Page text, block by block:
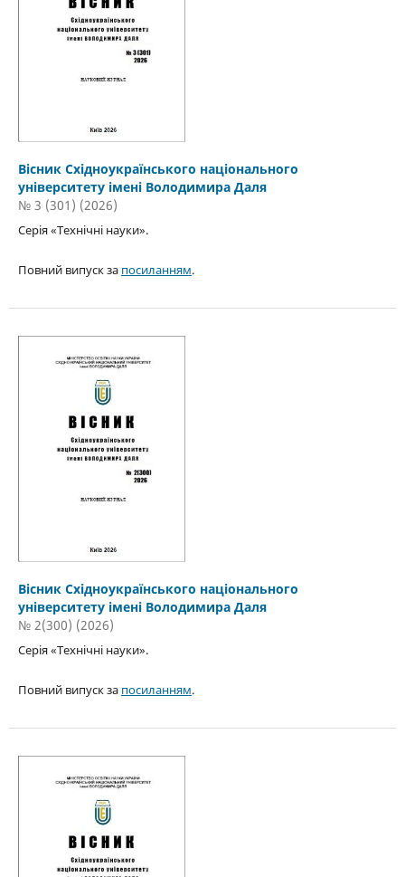
Вісник Східноукраїнського національного
університету імені Володимира Даля
№ 3 (301) (2026)
Серія «Технічні науки».
Повний випуск за посиланням.
Вісник Східноукраїнського національного
університету імені Володимира Даля
№ 2(300) (2026)
Серія «Технічні науки».
Повний випуск за посиланням.